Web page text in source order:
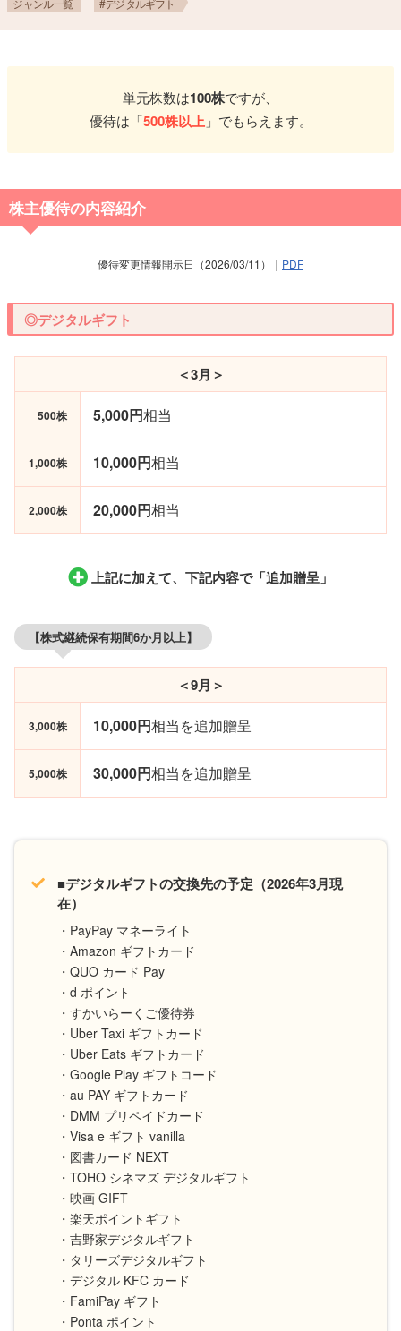
単元株数は100株ですが、
優待は「500株以上」でもらえます。
株主優待の内容紹介
優待変更情報開示日（2026/03/11）｜ PDF
◎デジタルギフト
＜3月＞
500株 5,000円相当
1,000株 10,000円相当
2,000株 20,000円相当
上記に加えて、下記内容で「追加贈呈」
【株式継続保有期間6か月以上】
＜9月＞
3,000株 10,000円相当を追加贈呈
5,000株 30,000円相当を追加贈呈
■デジタルギフトの交換先の予定（2026年3月現
在）
・PayPay マネーライト
・Amazon ギフトカード
・QUO カード Pay
・d ポイント
・すかいらーくご優待券
・Uber Taxi ギフトカード
・Uber Eats ギフトカード
・Google Play ギフトコード
・au PAY ギフトカード
・DMM プリペイドカード
・Visa e ギフト vanilla
・図書カード NEXT
・TOHO シネマズ デジタルギフト
・映画 GIFT
・楽天ポイントギフト
・吉野家デジタルギフト
・タリーズデジタルギフト
・デジタル KFC カード
・FamiPay ギフト
・Ponta ポイント